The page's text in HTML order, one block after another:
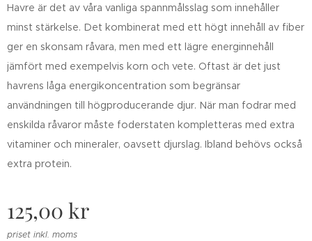
Havre är det av våra vanliga spannmålsslag som innehåller
minst stärkelse. Det kombinerat med ett högt innehåll av fiber
ger en skonsam råvara, men med ett lägre energinnehåll
jämfört med exempelvis korn och vete. Oftast är det just
havrens låga energikoncentration som begränsar
användningen till högproducerande djur. När man fodrar med
enskilda råvaror måste foderstaten kompletteras med extra
vitaminer och mineraler, oavsett djurslag. Ibland behövs också
extra protein.
125,00 kr
priset inkl. moms